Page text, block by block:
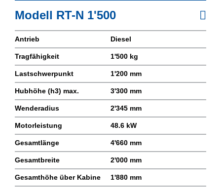
Modell RT-N 1'500
Antrieb Diesel
Tragfähigkeit 1'500 kg
Lastschwerpunkt 1'200 mm
Hubhöhe (h3) max. 3'300 mm
Wenderadius 2'345 mm
Motorleistung 48.6 kW
Gesamtlänge 4'660 mm
Gesamtbreite 2'000 mm
Gesamthöhe über Kabine 1'880 mm